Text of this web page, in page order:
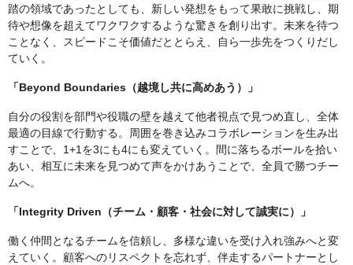
踏の領域であったとしても、新しい発想をもって果敢に挑戦し、期
待や想像を超えてワクワクするような驚きを創り出す。未来を待つ
ことなく、スピードこそ価値だととらえ、自ら一歩先をつくりだし
ていく。
「Beyond Boundaries（越境し共に高めあう）」
自分の役割を部門や役職の壁を越えて他者視点で見つめ直し、全体
最適の目線で行動する。周囲を巻き込みコラボレーションを生み出
すことで、1+1を3にも4にも変えていく。間に落ちるボールを拾い
あい、相互に未来を見つめて声をかけあうことで、全員で勝つチー
ムへ。
「Integrity Driven（チーム・顧客・社会に対して誠実に）」
働く仲間となるチームを信頼し、多様な違いを受け入れ強みへと変
えていく。顧客へのリスペクトを忘れず、伴走するパートナーとし